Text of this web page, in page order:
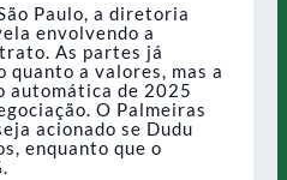
Paulo, a diretoria
envolvendo a
As partes já
quanto a valores, mas a
automática de 2025
O Palmeiras
acionado se Dudu
enquanto que o